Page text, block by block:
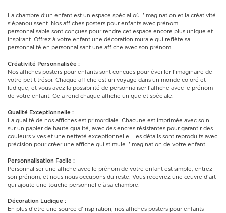
La chambre d'un enfant est un espace spécial où l'imagination et la créativité
s'épanouissent. Nos affiches posters pour enfants avec prénom
personnalisable sont conçues pour rendre cet espace encore plus unique et
inspirant. Offrez à votre enfant une décoration murale qui reflète sa
personnalité en personnalisant une affiche avec son prénom.
Créativité Personnalisée :
Nos affiches posters pour enfants sont conçues pour éveiller l'imaginaire de
votre petit trésor. Chaque affiche est un voyage dans un monde coloré et
ludique, et vous avez la possibilité de personnaliser l'affiche avec le prénom
de votre enfant. Cela rend chaque affiche unique et spéciale.
Qualité Exceptionnelle :
La qualité de nos affiches est primordiale. Chacune est imprimée avec soin
sur un papier de haute qualité, avec des encres résistantes pour garantir des
couleurs vives et une netteté exceptionnelle. Les détails sont reproduits avec
précision pour créer une affiche qui stimule l'imagination de votre enfant.
Personnalisation Facile :
Personnaliser une affiche avec le prénom de votre enfant est simple, entrez
son prénom, et nous nous occupons du reste. Vous recevrez une œuvre d'art
qui ajoute une touche personnelle à sa chambre.
Décoration Ludique :
En plus d'être une source d'inspiration, nos affiches posters pour enfants